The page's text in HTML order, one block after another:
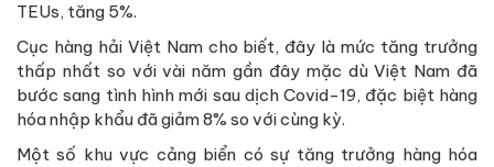
TEUs, tăng 5%.
Cục hàng hải Việt Nam cho biết, đây là mức tăng trưởng
thấp nhất so với vài năm gần đây mặc dù Việt Nam đã
bước sang tình hình mới sau dịch Covid-19, đặc biệt hàng
hóa nhập khẩu đã giảm 8% so với cùng kỳ.
Một số khu vực cảng biển có sự tăng trưởng hàng hóa